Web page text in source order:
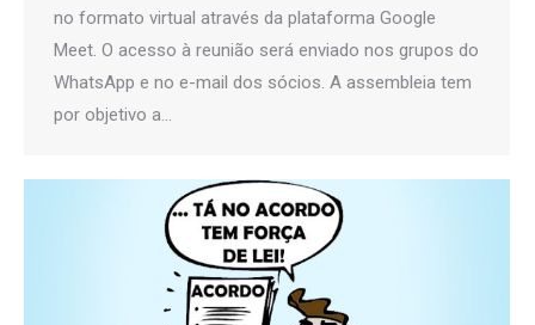
no formato virtual através da plataforma Google
Meet. O acesso à reunião será enviado nos grupos do
WhatsApp e no e-mail dos sócios. A assembleia tem
por objetivo a…